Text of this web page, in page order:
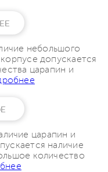
небольшого
допускается
царапин и
царапин и
наличие
количество